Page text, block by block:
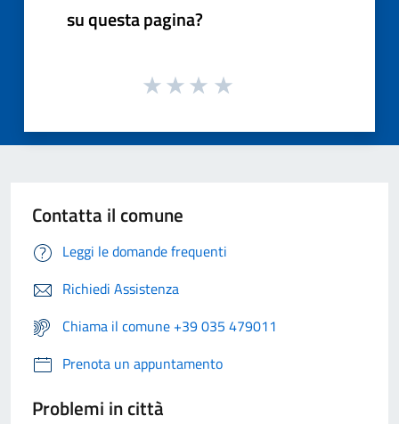
su questa pagina?
Contatta il comune
Leggi le domande frequenti
Richiedi Assistenza
Chiama il comune +39 035 479011
Prenota un appuntamento
Problemi in città